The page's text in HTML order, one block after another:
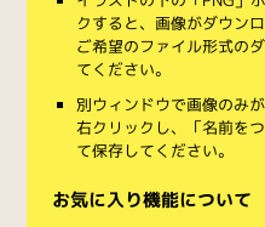
クすると、画像がダウン
ご希望のファイル形式の
てください。
別ウィンドウで画像のみ
右クリックし、「名前を
て保存してください。
お気に入り機能について